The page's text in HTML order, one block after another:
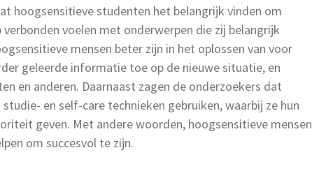
hoogsensitieve studenten het belangrijk vinden om
voelen met onderwerpen die zij belangrijk
mensen beter zijn in het oplossen van voor
geleerde informatie toe op de nieuwe situatie, en
en anderen. Daarnaast zagen de onderzoekers dat
en self-care technieken gebruiken, waarbij ze hun
geven. Met andere woorden, hoogsensitieve mensen
om succesvol te zijn.